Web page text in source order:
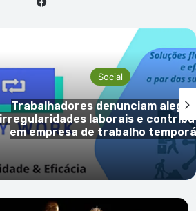
Social
Morador da Boa Vista critica
“Campim ka Gadji” e pede
esclarecimentos sobre venda de